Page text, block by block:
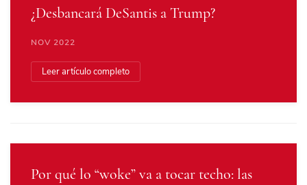
¿Desbancará DeSantis a Trump?
NOV 2022
Leer artículo completo
Por qué lo “woke” va a tocar techo: las